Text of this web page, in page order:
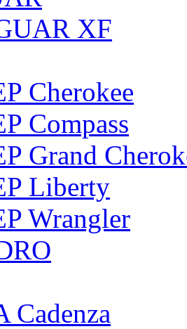
XF
Cherokee
Compass
Grand
Liberty
Wrangler
Cadenza